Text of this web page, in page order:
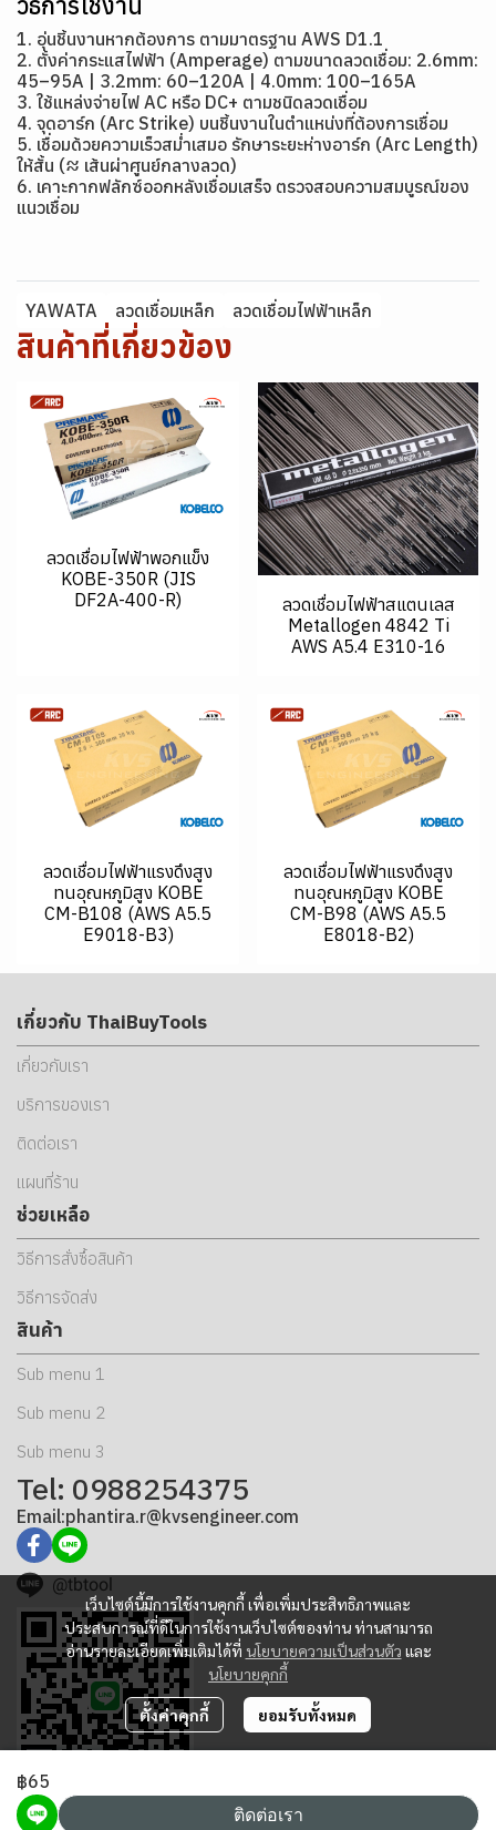
1. อุ่นชิ้นงานหากต้องการ ตามมาตรฐาน AWS D1.1
2. ตั้งค่ากระแสไฟฟ้า (Amperage) ตามขนาดลวดเชื่อม: 2.6mm:
45–95A | 3.2mm: 60–120A | 4.0mm: 100–165A
3. ใช้แหล่งจ่ายไฟ AC หรือ DC+ ตามชนิดลวดเชื่อม
4. จุดอาร์ก (Arc Strike) บนชิ้นงานในตำแหน่งที่ต้องการเชื่อม
5. เชื่อมด้วยความเร็วสม่ำเสมอ รักษาระยะห่างอาร์ก (Arc Length)
ให้สั้น (≈ เส้นผ่าศูนย์กลางลวด)
6. เคาะกากฟลักซ์ออกหลังเชื่อมเสร็จ ตรวจสอบความสมบูรณ์ของ
แนวเชื่อม
YAWATA ลวดเชื่อมเหล็ก ลวดเชื่อมไฟฟ้าเหล็ก
สินค้าที่เกี่ยวข้อง
ลวดเชื่อมไฟฟ้าพอกแข็ง
KOBE-350R (JIS
DF2A-400-R)
ลวดเชื่อมไฟฟ้าสแตนเลส
Metallogen 4842 Ti
AWS A5.4 E310-16
ลวดเชื่อมไฟฟ้าแรงดึงสูง
ทนอุณหภูมิสูง KOBE
CM-B108 (AWS A5.5
E9018-B3)
ลวดเชื่อมไฟฟ้าแรงดึงสูง
ทนอุณหภูมิสูง KOBE
CM-B98 (AWS A5.5
E8018-B2)
฿65
ติดต่อเรา
เว็บไซต์นี้มีการใช้งานคุกกี้ เพื่อเพิ่มประสิทธิภาพและ
ประสบการณ์ที่ดีในการใช้งานเว็บไซต์ของท่าน ท่านสามารถ
อ่านรายละเอียดเพิ่มเติมได้ที่ นโยบายความเป็นส่วนตัว และ
นโยบายคุกกี้
ตั้งค่าคุกกี้ ยอมรับทั้งหมด
เกี่ยวกับ ThaiBuyTools
เกี่ยวกับเรา
บริการของเรา
ติดต่อเรา
แผนที่ร้าน
ช่วยเหลือ
วิธีการสั่งซื้อสินค้า
วิธีการจัดส่ง
สินค้า
Sub menu 1
Sub menu 2
Sub menu 3
Tel: 0988254375
Email:phantira.r@kvsengineer.com
@tbtool